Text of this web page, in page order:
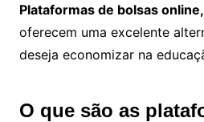
Plataformas de bolsas
oferecem uma excelente
deseja economizar na
O que são as